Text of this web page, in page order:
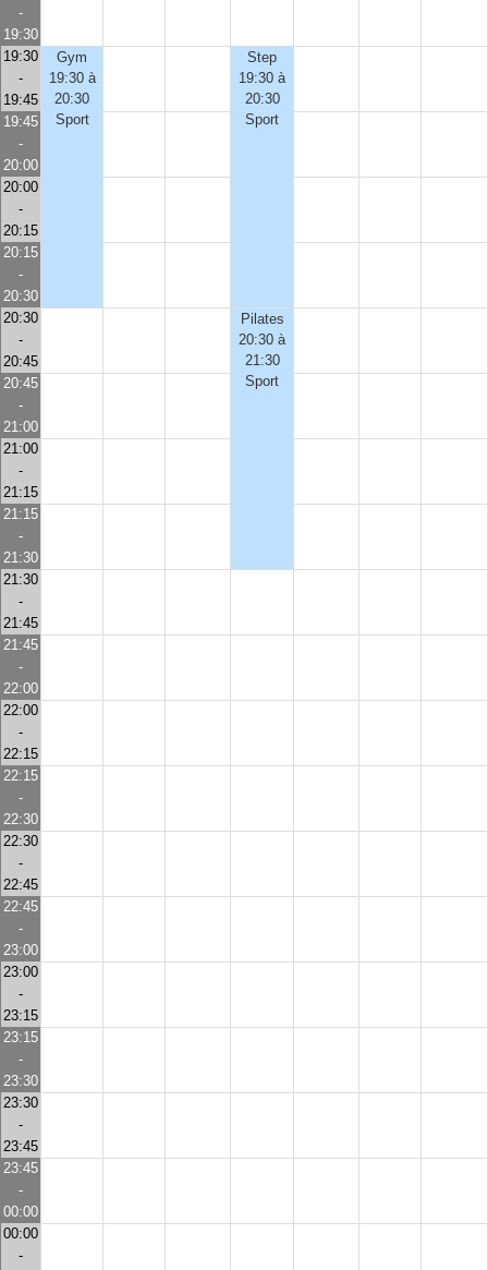
-
19:30
19:30
-
19:45
Gym
19:30 à
20:30
Sport
Step
19:30 à
20:30
Sport
19:45
-
20:00
20:00
-
20:15
20:15
-
20:30
20:30
-
20:45
Pilates
20:30 à
21:30
Sport
20:45
-
21:00
21:00
-
21:15
21:15
-
21:30
21:30
-
21:45
21:45
-
22:00
22:00
-
22:15
22:15
-
22:30
22:30
-
22:45
22:45
-
23:00
23:00
-
23:15
23:15
-
23:30
23:30
-
23:45
23:45
-
00:00
00:00
-